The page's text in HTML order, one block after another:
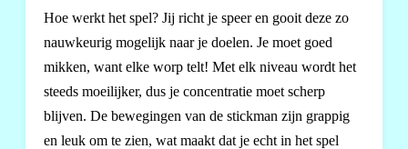
Hoe werkt het spel? Jij richt je speer en gooit deze zo
nauwkeurig mogelijk naar je doelen. Je moet goed
mikken, want elke worp telt! Met elk niveau wordt het
steeds moeilijker, dus je concentratie moet scherp
blijven. De bewegingen van de stickman zijn grappig
en leuk om te zien, wat maakt dat je echt in het spel